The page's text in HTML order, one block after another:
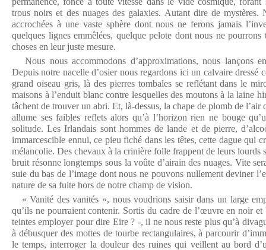
trous noirs et des nuages des galaxies. Autant dire de mystères.
accrochées à une vaste sphère dont nous ne ferons jamais
quelques lignes emmêlées, quelque pelote dont nous ne
choses en leur juste mesure.
Nous nous accommodons d’approximations, nous lançons
Depuis notre nacelle d’osier nous regardons ici un calvaire dressé
grand oiseau gris, là des pierres tombales se reflétant dans le
maisons à l’enduit blanc contre lesquelles des moutons à la laine
tâchent de trouver un abri. Et, là-dessus, la chape de plomb de l’air
allume ses faibles reflets alors qu’à l’horizon rien ne bouge
solitude. Les Irlandais sont hommes de lande et de pierre,
immarcescible ennui, ce pieu fiché dans les têtes, cette dague qui
mélancolie. Des chevaux à la crinière folle frappent de leurs lourds
bruit résonne longtemps sous la voûte d’airain des nuages. Vite
suie du bas de l’image dont nous ne pouvons nullement deviner
nature de sa fuite hors de notre champ de vision.
« Vanité des vanités », nous voudrions saisir dans un large
qu’ils ne pourraient contenir. Sortis du cadre de l’œuvre en noir et
teintes employer pour dire Eire ? -, il ne nous reste plus qu’à
à débusquer des mottes de tourbe rectangulaires, à parcourir
le temps, interroger la douleur des ruines qui veillent au bord